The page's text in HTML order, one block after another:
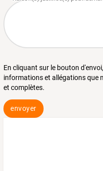
En cliquant sur le bouton
informations et allégations que
et complètes.
envoyer